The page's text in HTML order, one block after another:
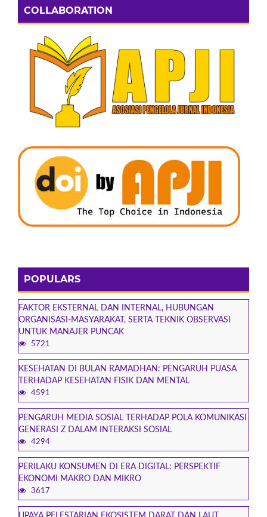
COLLABORATION
POPULARS
FAKTOR EKSTERNAL DAN INTERNAL, HUBUNGAN
ORGANISASI-MASYARAKAT, SERTA TEKNIK OBSERVASI
UNTUK MANAJER PUNCAK
5721
KESEHATAN DI BULAN RAMADHAN: PENGARUH PUASA
TERHADAP KESEHATAN FISIK DAN MENTAL
4591
PENGARUH MEDIA SOSIAL TERHADAP POLA KOMUNIKASI
GENERASI Z DALAM INTERAKSI SOSIAL
4294
PERILAKU KONSUMEN DI ERA DIGITAL: PERSPEKTIF
EKONOMI MAKRO DAN MIKRO
3617